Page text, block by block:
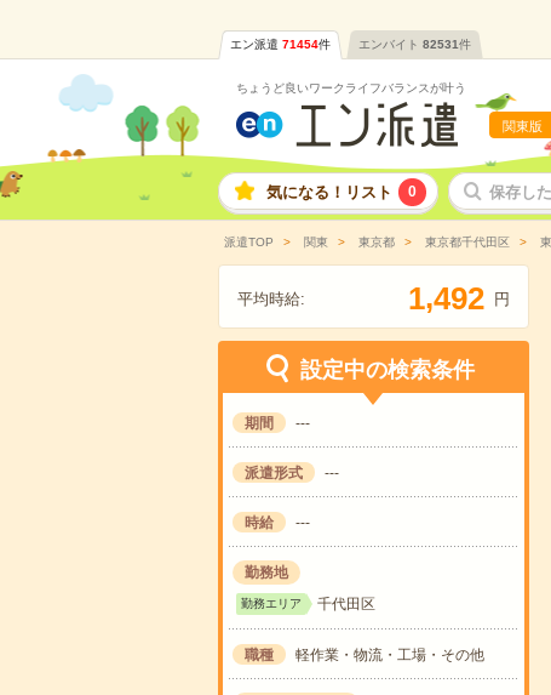
エン派遣 71454件 エンバイト 82531件
ちょうど良いワークライフバランスが叶う
関東版
気になる！リスト 0 保存し
派遣TOP 関東 東京都 東京都千代田区
平均時給: 1,492 円
設定中の検索条件
期間 ---
派遣形式 ---
時給 ---
勤務地
勤務エリア 千代田区
職種 軽作業・物流・工場・その他